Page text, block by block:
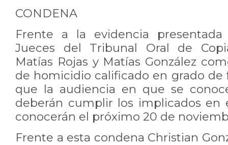
CONDENA
Frente a la evidencia
Jueces del Tribunal Oral de
Matías Rojas y Matías González
de homicidio calificado en grado de
que la audiencia en que se
deberán cumplir los implicados en
conocerán el próximo 20 de
Frente a esta condena Christian